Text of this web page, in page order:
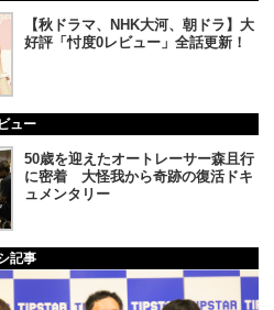
【秋ドラマ、NHK大河、朝ドラ】大
好評「忖度0レビュー」全話更新！
ュー
50歳を迎えたオートレーサー森且行
に密着 大怪我から奇跡の復活ドキ
ュメンタリー
記事